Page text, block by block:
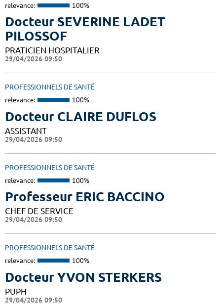
relevance: 100%
Docteur SEVERINE LADET
PILOSSOF
PRATICIEN HOSPITALIER
29/04/2026 09:50
PROFESSIONNELS DE SANTÉ
relevance: 100%
Docteur CLAIRE DUFLOS
ASSISTANT
29/04/2026 09:50
PROFESSIONNELS DE SANTÉ
relevance: 100%
Professeur ERIC BACCINO
CHEF DE SERVICE
29/04/2026 09:50
PROFESSIONNELS DE SANTÉ
relevance: 100%
Docteur YVON STERKERS
PUPH
29/04/2026 09:50